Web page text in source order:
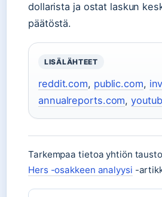
dollarista ja ostat laskun
päätöstä.
LISÄLÄHTEET
reddit.com, public.com,
annualreports.com,
Tarkempaa tietoa yhtiön
Hers -osakkeen analyysi -